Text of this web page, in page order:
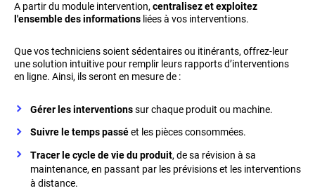
A partir du module intervention, centralisez et exploitez
l'ensemble des informations liées à vos interventions.
Que vos techniciens soient sédentaires ou itinérants, offrez-leur
une solution intuitive pour remplir leurs rapports d’interventions
en ligne. Ainsi, ils seront en mesure de :
Gérer les interventionssur chaque produit ou machine.
Suivre le temps passéet les pièces consommées.
Tracer le cycle de vie du produit, de sa révision à sa
maintenance, en passant par les prévisions et les interventions
à distance.